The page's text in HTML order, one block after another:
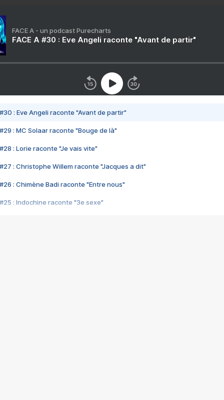
FACE A - un podcast Purecharts
FACE A #30 : Eve Angeli raconte "Avant de partir"
#30 : Eve Angeli raconte "Avant de partir"
#29 : MC Solaar raconte "Bouge de là"
#28 : Lorie raconte "Je vais vite"
#27 : Christophe Willem raconte "Jacques a dit"
#26 : Chimène Badi raconte "Entre nous"
#25 : Indochine raconte "3e sexe"